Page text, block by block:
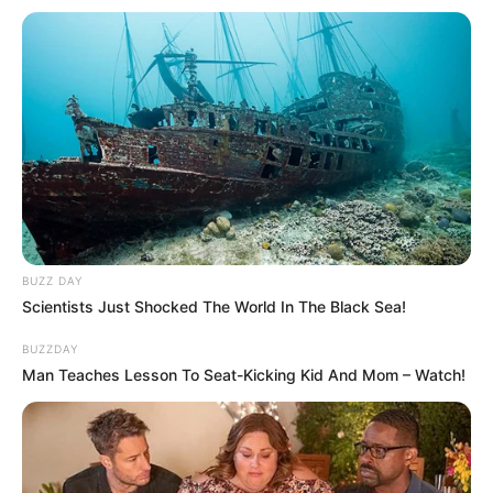
1. Bin
BUZZ DAY
Scientists Just Shocked The World In The Black Sea!
BUZZDAY
Man Teaches Lesson To Seat-Kicking Kid And Mom – Watch!